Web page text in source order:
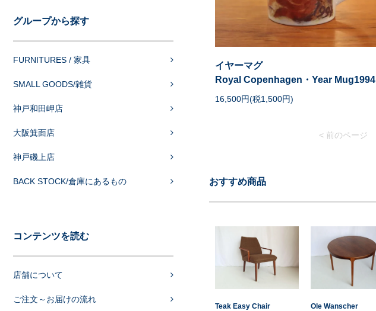
グループから探す
FURNITURES / 家具
SMALL GOODS/雑貨
神戸和田岬店
大阪箕面店
神戸磯上店
BACK STOCK/倉庫にあるもの
コンテンツを読む
店舗について
ご注文～お届けの流れ
イヤーマグ
Royal Copenhagen・Year Mug1994
16,500円(税1,500円)
< 前のページ
おすすめ商品
Teak Easy Chair
Ole Wanscher